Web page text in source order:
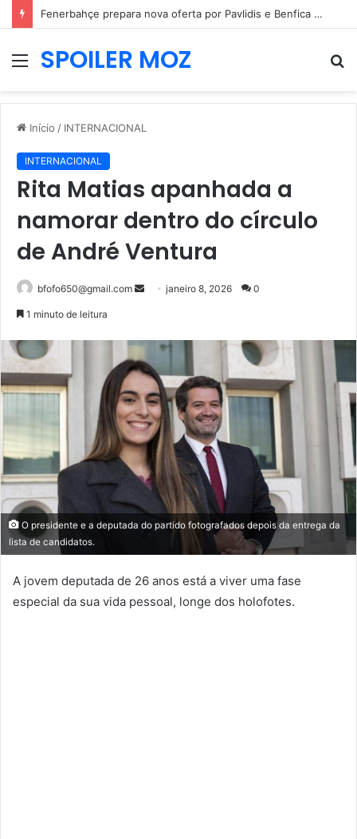
Diretor desportivo do Bayern deixa aviso sobre João Palhinha e mercado do Benfica
MenuSPOILER MOZ
Início / INTERNACIONAL
INTERNACIONAL
Rita Matias apanhada a
namorar dentro do círculo
de André Ventura
bfofo650@gmail.com
Mande
mail
janeiro 8, 2026 0
1 minuto de leitura
O presidente e a deputada do partido fotografados depois da entrega da
lista de candidatos.
A jovem deputada de 26 anos está a viver uma fase
especial da sua vida pessoal, longe dos holofotes.